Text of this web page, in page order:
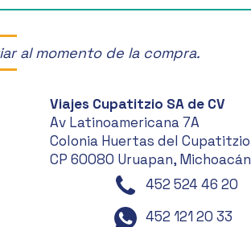
al momento de la compra.
Viajes Cupatitzio SA de CV
Av Latinoamericana 7A
Colonia Huertas del Cupatitzio
CP 60080 Uruapan, Michoacán
452 524 46 20
452 121 20 33